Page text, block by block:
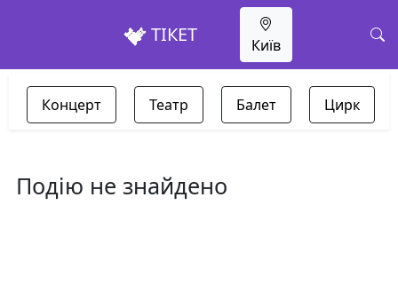
ТІКЕТ Київ
Концерт Театр Балет Цирк
Подію не знайдено